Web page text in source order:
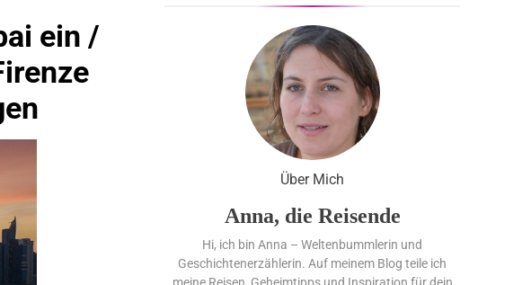
ein /
Über Mich
Anna, die Reisende
Hi, ich bin Anna – Weltenbummlerin und
Geschichtenerzählerin. Auf meinem Blog teile ich